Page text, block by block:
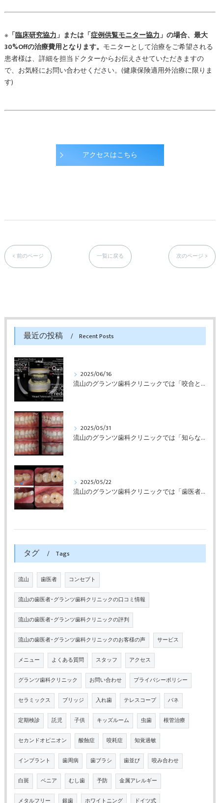
※「臨床研究協力」または「症例供覧モニター協力」の場合、最大
30%Offの治療費用となります。 モニターとして治療をご希望される
患者様は、詳細を担当ドクターからお伝えさせていただきますの
で、お気軽にお問い合わせください。(健康保険適用外治療に限りま
す)
アクセスはこちら
< 前のページ 一覧に戻る 次のページ >
最近の投稿 Recent Posts
2025/06/16
流山のグランツ歯科クリニックでは「咬合と審美」に特化した「補綴専門医」による診断・治療が受けられます。
2025/05/31
流山のグランツ歯科クリニックでは「知らない間に銀歯ばっかり」でもホワイトニングとセラミックスの専門治療が受けられます。
2025/05/22
流山のグランツ歯科クリニックでは「歯医者が怖い」方でもインプラントやセラミックスの治療が受けられます。
タグ Tags
流山 歯医者 コンセプト
流山の歯医者･グランツ歯科クリニックの口コミ情報
流山の歯医者･グランツ歯科クリニックの評判
流山の歯医者･グランツ歯科クリニックのお客様の声 サービス
メニュー よくある質問 スタッフ アクセス
グランツ歯科クリニック お問い合わせ プライバシーポリシー
セラミックス ブリッジ 入れ歯 テレスコープ バネ
定期検診 託児 子供 キッズルーム 虫歯 根管治療
セカンドオピニオン 酸蝕症 咬耗症 知覚過敏
インプラント 歯周病 歯ブラシ 歯並び 咬み合わせ
白斑 ベニア むし歯 予防 金属アレルギー
メタルフリー 銀歯 ホワイトニング ドイツ式